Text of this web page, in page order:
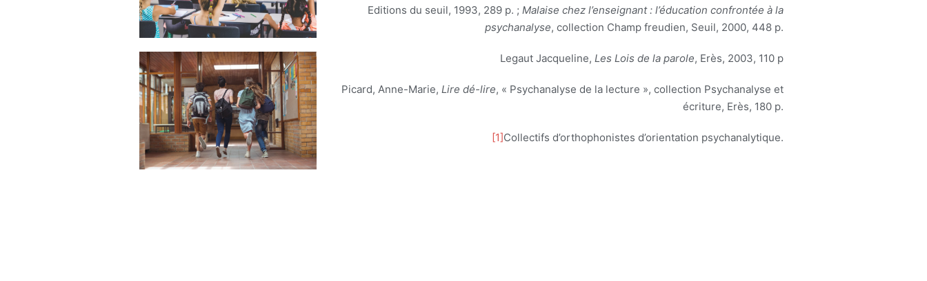
Editions du seuil, 1993, 289 p. ; Malaise chez l’enseignant : l’éducation confrontée à la
psychanalyse, collection Champ freudien, Seuil, 2000, 448 p.
Legaut Jacqueline, Les Lois de la parole, Erès, 2003, 110 p
Picard, Anne-Marie, Lire dé-lire, « Psychanalyse de la lecture », collection Psychanalyse et
écriture, Erès, 180 p.
[1]Collectifs d’orthophonistes d’orientation psychanalytique.